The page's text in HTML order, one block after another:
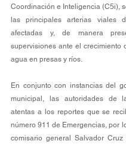
Coordinación e Inteligencia (C5i),
las principales arterias viales
afectadas y, de manera
supervisiones ante el crecimiento
agua en presas y ríos.
En conjunto con instancias del
municipal, las autoridades de
atentas a los reportes que se
número 911 de Emergencias, por
comisario general Salvador